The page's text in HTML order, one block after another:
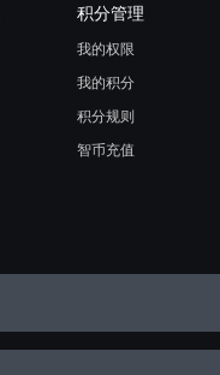
积分管理
我的权限
我的积分
积分规则
智币充值